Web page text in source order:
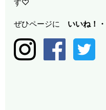
す♡
ぜひページに いいね！・